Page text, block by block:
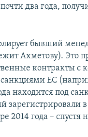
два года,
бывший
Ахметову). Это
контракты
ЕС
находится под
зарегистрировали
года – спустя